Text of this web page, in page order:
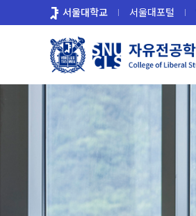
로
서울대학교 서울대포털